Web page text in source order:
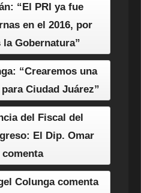
“El PRI ya fue
en el 2016, por
Gobernatura”
“Crearemos una
Ciudad Juárez”
del Fiscal del
El Dip. Omar
comenta
Colunga comenta